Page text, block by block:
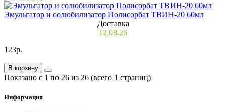
Эмульгатор и солюбилизатор Полисорбат ТВИН-20 60мл
Доставка
12.08.26
123р.
В корзину
Показано с 1 по 26 из 26 (всего 1 страниц)
Информация